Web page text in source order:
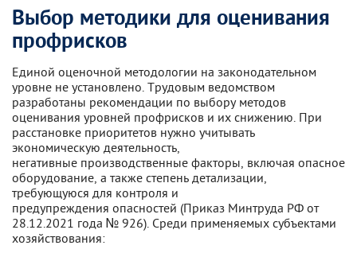
Выбор методики для оценивания
профрисков
Единой оценочной методологии на законодательном
уровне не установлено. Трудовым ведомством
разработаны рекомендации по выбору методов
оценивания уровней профрисков и их снижению. При
расстановке приоритетов нужно учитывать
экономическую деятельность,
негативные производственные факторы, включая опасное
оборудование, а также степень детализации,
требующуюся для контроля и
предупреждения опасностей (Приказ Минтруда РФ от
28.12.2021 года № 926). Среди применяемых субъектами
хозяйствования: